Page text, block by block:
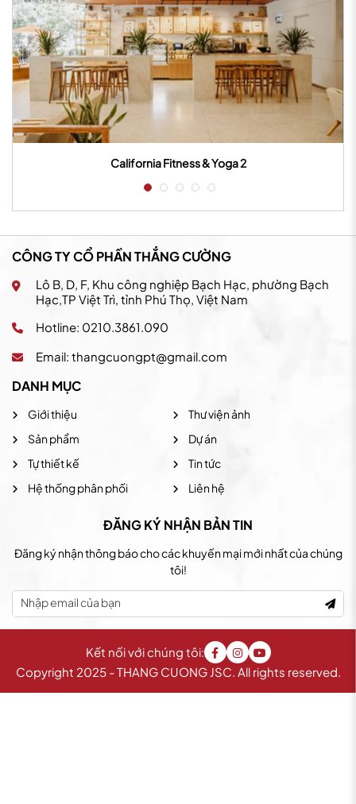
California Fitness & Yoga 2
CÔNG TY CỔ PHẦN THẮNG CƯỜNG
Lô B, D, F, Khu công nghiệp Bạch Hạc, phường Bạch
Hạc,TP Việt Trì, tỉnh Phú Thọ, Việt Nam
Hotline: 0210.3861.090
Email: thangcuongpt@gmail.com
DANH MỤC
Giới thiệu
Sản phẩm
Tự thiết kế
Hệ thống phân phối
Thư viện ảnh
Dự án
Tin tức
Liên hệ
ĐĂNG KÝ NHẬN BẢN TIN
Đăng ký nhận thông báo cho các khuyến mại mới nhất của chúng
tôi!
Copyright 2025 - THANG CUONG JSC. All rights reserved.
Kết nối với chúng tôi: